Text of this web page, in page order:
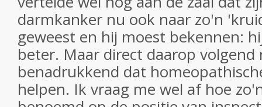
darmkanker nu ook naar zo'n
geweest en hij moest bekennen:
beter. Maar direct daarop volgend
benadrukkend dat
helpen. Ik vraag me wel af hoe